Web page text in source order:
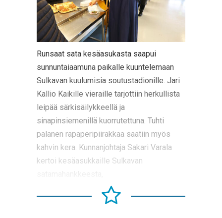
Runsaat sata kesäasukasta saapui
sunnuntaiaamuna paikalle kuuntelemaan
Sulkavan kuulumisia soutustadionille. Jari
Kallio Kaikille vieraille tarjottiin herkullista
leipää särkisäilykkeellä ja
sinapinsiemenillä kuorrutettuna. Tuhti
palanen rapaperipiirakkaa saatiin myös
kahvin kera. Kunnanjohtaja Sakari Varala
kertoi kesäasukkaille Sulkavan